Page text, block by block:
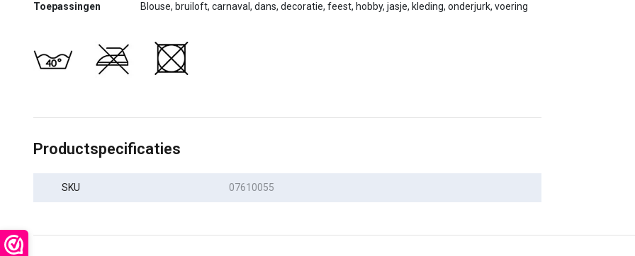
Toepassingen
Blouse, bruiloft, carnaval, dans, decoratie, feest, hobby, jasje, kleding, onderjurk, voering
Productspecificaties
SKU 07610055